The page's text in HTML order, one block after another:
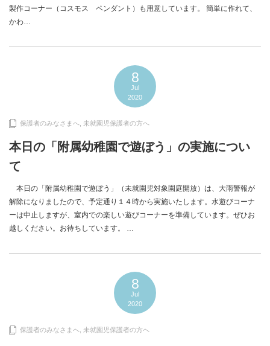
製作コーナー（コスモス ペンダント）も用意しています。 簡単に作れて、
かわ…
8
Jul
2020
保護者のみなさまへ 未就園児保護者の方へ
本日の「附属幼稚園で遊ぼう」の実施につい
て
本日の「附属幼稚園で遊ぼう」（未就園児対象園庭開放）は、大雨警報が
解除になりましたので、予定通り１４時から実施いたします。水遊びコーナ
ーは中止しますが、室内での楽しい遊びコーナーを準備しています。ぜひお
越しください。お待ちしています。 …
8
Jul
2020
保護者のみなさまへ 未就園児保護者の方へ